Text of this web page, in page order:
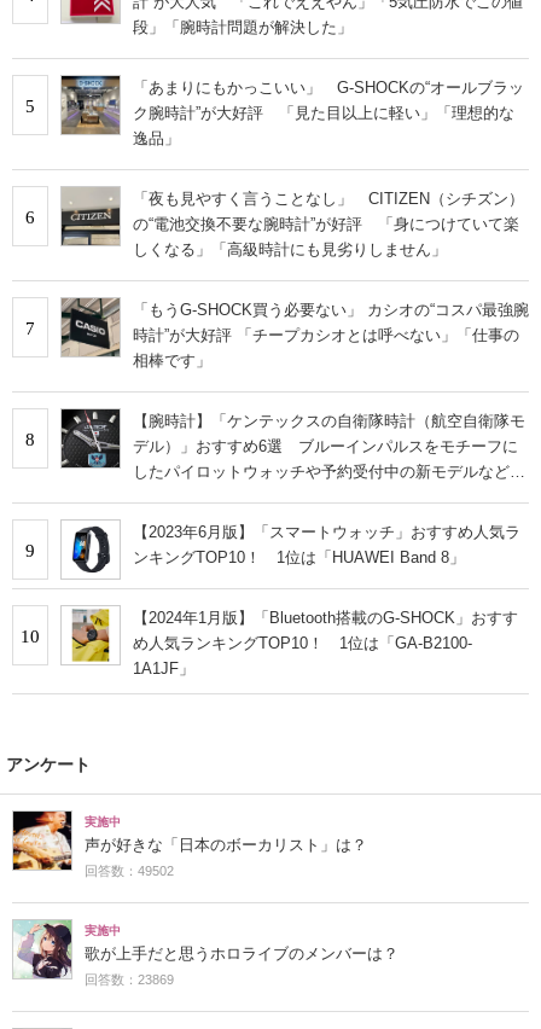
段」「腕時計問題が解決した」
5
「あまりにもかっこいい」 G-SHOCKの“オールブラッ
ク腕時計”が大好評 「見た目以上に軽い」「理想的な
逸品」
6
「夜も見やすく言うことなし」 CITIZEN（シチズン）
の“電池交換不要な腕時計”が好評 「身につけていて楽
しくなる」「高級時計にも見劣りしません」
7
「もうG-SHOCK買う必要ない」 カシオの“コスパ最強腕
時計”が大好評 「チープカシオとは呼べない」「仕事の
相棒です」
8
【腕時計】「ケンテックスの自衛隊時計（航空自衛隊モ
デル）」おすすめ6選 ブルーインパルスをモチーフに
したパイロットウォッチや予約受付中の新モデルなど
9
【2023年6月版】「スマートウォッチ」おすすめ人気ラ
ンキングTOP10！ 1位は「HUAWEI Band 8」
10
【2024年1月版】「Bluetooth搭載のG-SHOCK」おすす
め人気ランキングTOP10！ 1位は「GA-B2100-
1A1JF」
アンケート
実施中
声が好きな「日本のボーカリスト」は？
回答数：49502
実施中
歌が上手だと思うホロライブのメンバーは？
回答数：23869